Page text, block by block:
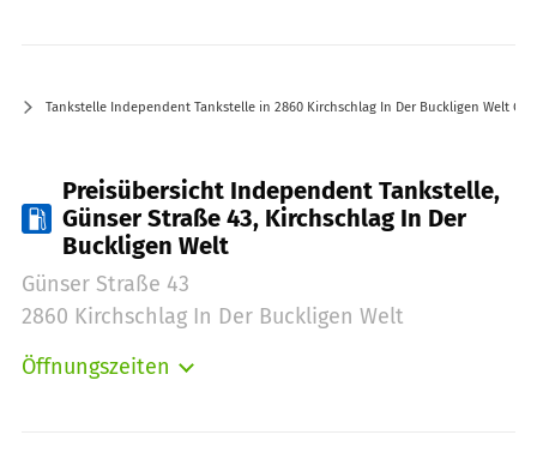
Tankstelle Independent Tankstelle in 2860 Kirchschlag In Der Buckligen Welt
Preisübersicht Independent Tankstelle,
Günser Straße 43, Kirchschlag In Der
Buckligen Welt
Günser Straße 43
2860 Kirchschlag In Der Buckligen Welt
Öffnungszeiten